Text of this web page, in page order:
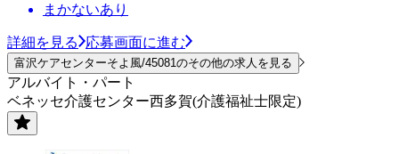
まかないあり
詳細を見る 応募画面に進む
富沢ケアセンターそよ風/45081のその他の求人を見る
アルバイト・パート
ベネッセ介護センター西多賀(介護福祉士限定)